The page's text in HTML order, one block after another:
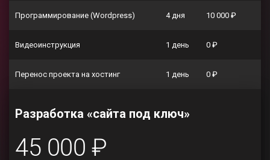
Программирование (Wordpress) 4 дня 10 000 ₽
Видеоинструкция 1 день 0 ₽
Перенос проекта на хостинг 1 день 0 ₽
Разработка «сайта под ключ»
45 000 ₽